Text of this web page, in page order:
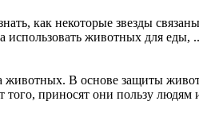
как некоторые звезды
животных для еды,
животных. В основе защиты
приносят они пользу людям